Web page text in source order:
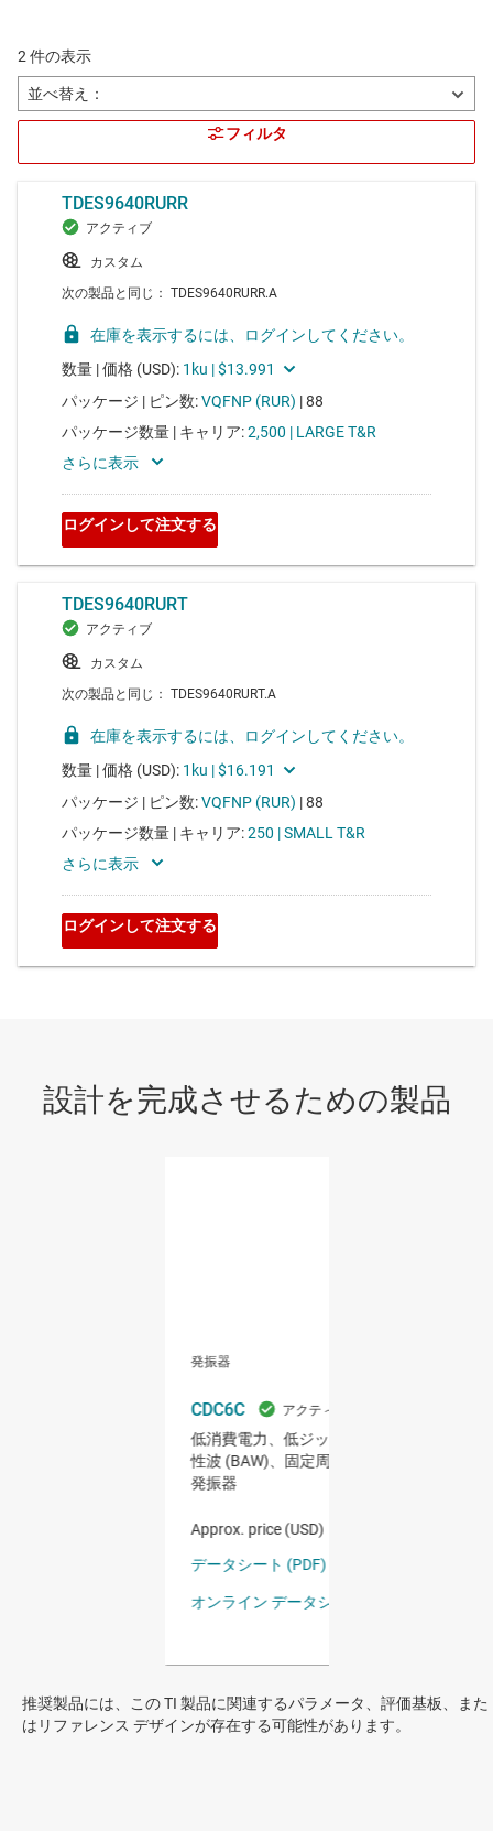
推奨製品には、この TI 製品に関連するパラメータ、評価基板、また
はリファレンス デザインが存在する可能性があります。